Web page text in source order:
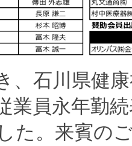
、石川県健
業員永年勤
た。来賓の